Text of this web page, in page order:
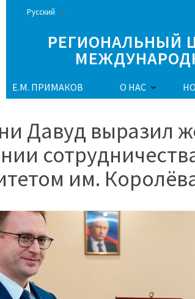
Русский
РЕГИОНАЛЬНЫЙ
Е.М. ПРИМАКОВ О НАС
Давуд выразил
им.